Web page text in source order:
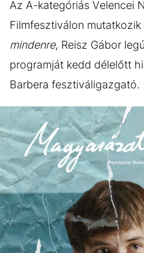
Az A-kategóriás Velencei
Filmfesztiválon mutatkozik
mindenre, Reisz Gábor
programját kedd délelőtt
Barbera fesztiváligazgató.